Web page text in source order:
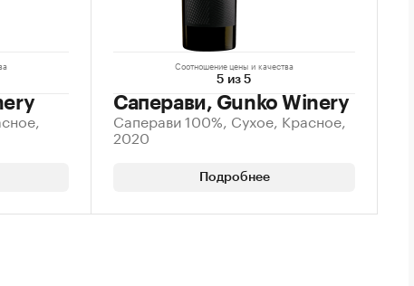
Соотношение цены и качества
5 из 5
Саперави, Gunko Winery
Саперави 100%, Сухое, Красное,
2020
Подробнее